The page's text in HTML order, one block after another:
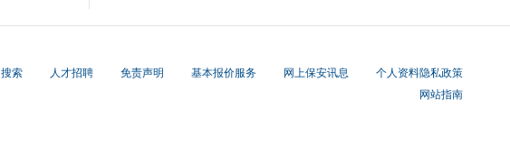
搜索 人才招聘 免责声明 基本报价服务 网上保安讯息
个人资料隐私政策
网站指南